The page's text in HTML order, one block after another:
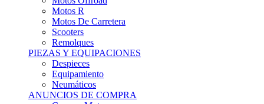
Motos R
Motos De Carretera
Scooters
Remolques
PIEZAS Y EQUIPACIONES
Despieces
Equipamiento
Neumáticos
ANUNCIOS DE COMPRA